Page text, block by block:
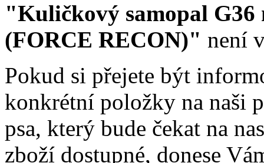
"Kuličkový samopal G36
(FORCE RECON)" není
Pokud si přejete být
konkrétní položky na naši
psa, který bude čekat na
zboží dostupné, donese